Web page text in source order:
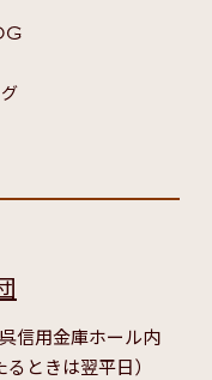
信用金庫ホール内
ときは翌平日）